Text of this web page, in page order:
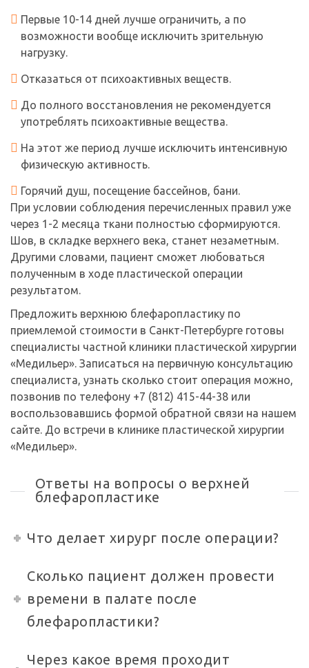
Первые 10-14 дней лучше ограничить, а по
возможности вообще исключить зрительную
нагрузку.
Отказаться от психоактивных веществ.
До полного восстановления не рекомендуется
употреблять психоактивные вещества.
На этот же период лучше исключить интенсивную
физическую активность.
Горячий душ, посещение бассейнов, бани.
При условии соблюдения перечисленных правил уже
через 1-2 месяца ткани полностью сформируются.
Шов, в складке верхнего века, станет незаметным.
Другими словами, пациент сможет любоваться
полученным в ходе пластической операции
результатом.
Предложить верхнюю блефаропластику по
приемлемой стоимости в Санкт-Петербурге готовы
специалисты частной клиники пластической хирургии
«Медильер». Записаться на первичную консультацию
специалиста, узнать сколько стоит операция можно,
позвонив по телефону +7 (812) 415-44-38 или
воспользовавшись формой обратной связи на нашем
сайте. До встречи в клинике пластической хирургии
«Медильер».
Ответы на вопросы о верхней
блефаропластике
Что делает хирург после операции?
Сколько пациент должен провести
времени в палате после
блефаропластики?
Через какое время проходит